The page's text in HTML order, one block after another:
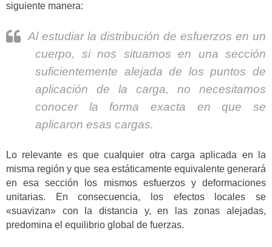
siguiente manera:
Al estudiar la distribución de esfuerzos en un
cuerpo, si nos situamos en una sección
suficientemente alejada de los puntos de
aplicación de la carga, no necesitamos
conocer la forma exacta en que se
aplicaron esas cargas.
Lo relevante es que cualquier otra carga aplicada en la
misma región y que sea estáticamente equivalente generará
en esa sección los mismos esfuerzos y deformaciones
unitarias. En consecuencia, los efectos locales se
«suavizan» con la distancia y, en las zonas alejadas,
predomina el equilibrio global de fuerzas.